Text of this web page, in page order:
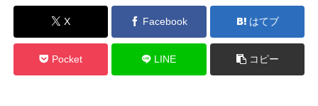
X Facebook はてブ
Pocket LINE コピー